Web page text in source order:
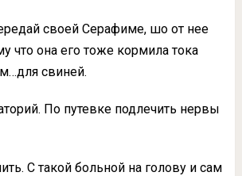
своей Серафиме, шо от нее
что она его тоже кормила тока
свиней.
По путевке подлечить нервы
С такой больной на голову и сам